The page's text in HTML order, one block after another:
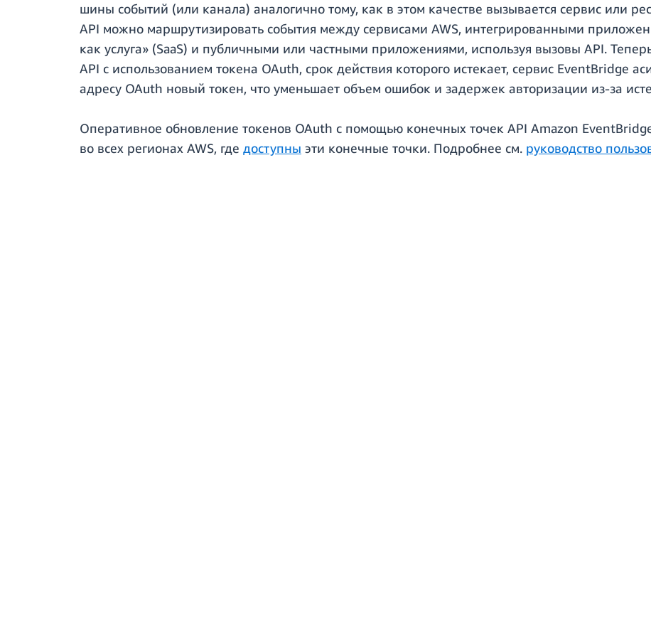
шины событий (или канала) аналогично тому, как в этом качестве вызывается сервис или
API можно маршрутизировать события между сервисами AWS, интегрированными
как услуга» (SaaS) и публичными или частными приложениями, используя вызовы API.
API с использованием токена OAuth, срок действия которого истекает, сервис EventBridge
адресу OAuth новый токен, что уменьшает объем ошибок и задержек авторизации из-за
Оперативное обновление токенов OAuth с помощью конечных точек API Amazon
во всех регионах AWS, где доступны эти конечные точки. Подробнее см. руководство